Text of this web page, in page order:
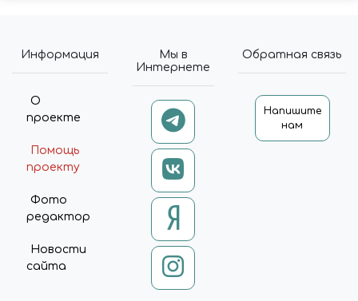
Информация
О
проекте
Помощь
проекту
Фото
редактор
Новости
сайта
Мы в
Интернете
Обратная связь
Напишите
нам